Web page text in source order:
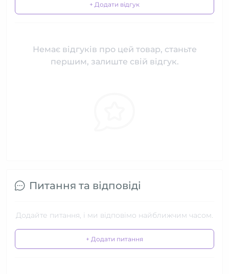
+ Додати відгук
Немає відгуків про цей товар, станьте
першим, залиште свій відгук.
Питання та відповіді
Додайте питання, і ми відповімо найближчим часом.
+ Додати питання